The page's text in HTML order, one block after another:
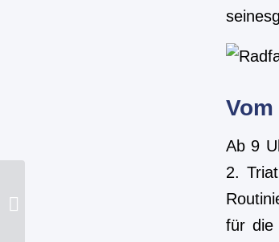
Ab 9
2.
für die